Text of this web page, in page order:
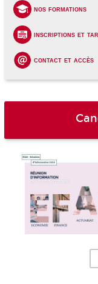
nos formations
inscriptions et
contact et accès